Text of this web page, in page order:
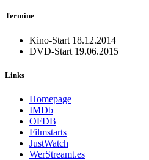
Termine
Kino-Start 18.12.2014
DVD-Start 19.06.2015
Links
Homepage
IMDb
OFDB
Filmstarts
JustWatch
WerStreamt.es